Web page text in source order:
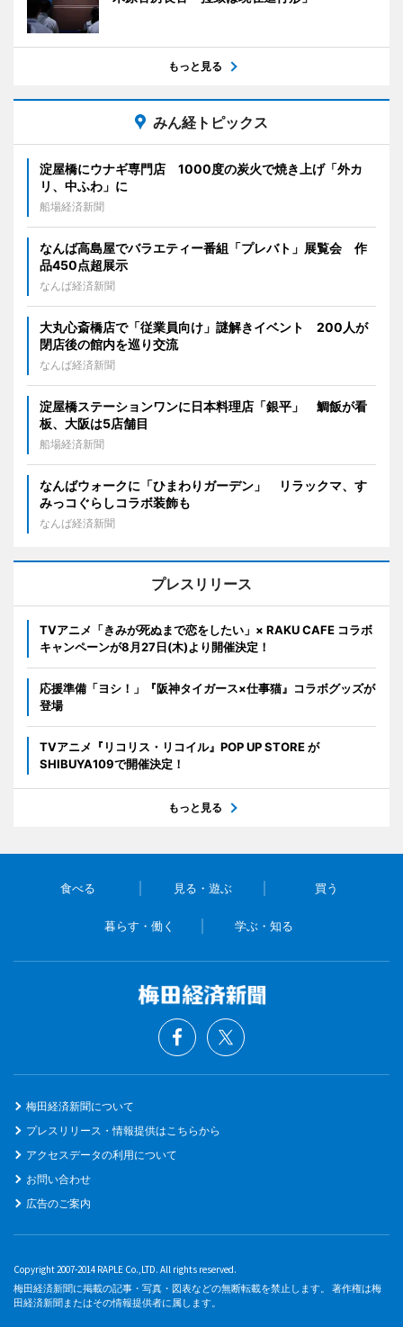
もっと見る
みん経トピックス
淀屋橋にウナギ専門店 1000度の炭火で焼き上げ「外カ
リ、中ふわ」に
船場経済新聞
なんば高島屋でバラエティー番組「プレバト」展覧会 作
品450点超展示
なんば経済新聞
大丸心斎橋店で「従業員向け」謎解きイベント 200人が
閉店後の館内を巡り交流
なんば経済新聞
淀屋橋ステーションワンに日本料理店「銀平」 鯛飯が看
板、大阪は5店舗目
船場経済新聞
なんばウォークに「ひまわりガーデン」 リラックマ、す
みっコぐらしコラボ装飾も
なんば経済新聞
プレスリリース
TVアニメ「きみが死ぬまで恋をしたい」× RAKU CAFE コラボ
キャンペーンが8月27日(木)より開催決定！
応援準備「ヨシ！」『阪神タイガース×仕事猫』コラボグッズが
登場
TVアニメ『リコリス・リコイル』POP UP STORE が
SHIBUYA109で開催決定！
もっと見る
食べる 見る・遊ぶ 買う
暮らす・働く 学ぶ・知る
梅田経済新聞について
プレスリリース・情報提供はこちらから
アクセスデータの利用について
お問い合わせ
広告のご案内
Copyright 2007-2014 RAPLE Co.,LTD. All rights reserved.
梅田経済新聞に掲載の記事・写真・図表などの無断転載を禁止します。 著作権は梅
田経済新聞またはその情報提供者に属します。